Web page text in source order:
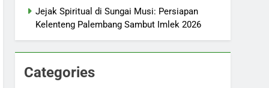
Jejak Spiritual di Sungai Musi: Persiapan
Kelenteng Palembang Sambut Imlek 2026
Categories